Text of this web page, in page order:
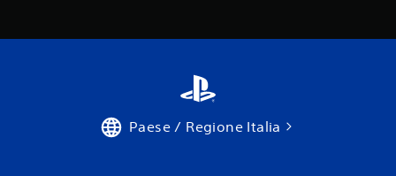
Paese / Regione Italia